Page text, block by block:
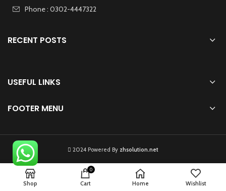
Phone : 0302-4447322
RECENT POSTS
USEFUL LINKS
FOOTER MENU
2024 Powered By zhsolution.net
Shop
0
Cart Home Wishlist